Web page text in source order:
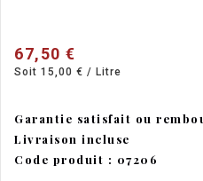
67,50 €
Soit 15,00 € / Litre
Garantie satisfait ou
Livraison incluse
Code produit : 07206